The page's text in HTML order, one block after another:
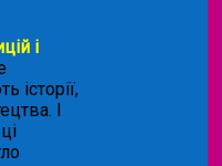
і
історії,
І